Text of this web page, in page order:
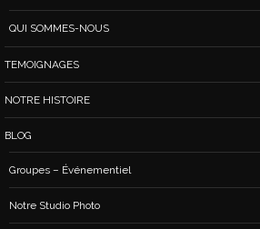
QUI SOMMES-NOUS
TEMOIGNAGES
NOTRE HISTOIRE
BLOG
Groupes – Événementiel
Notre Studio Photo